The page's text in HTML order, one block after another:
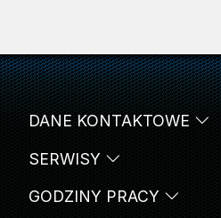
SERWISY
DANE KONTAKTOWE
GODZINY PRACY